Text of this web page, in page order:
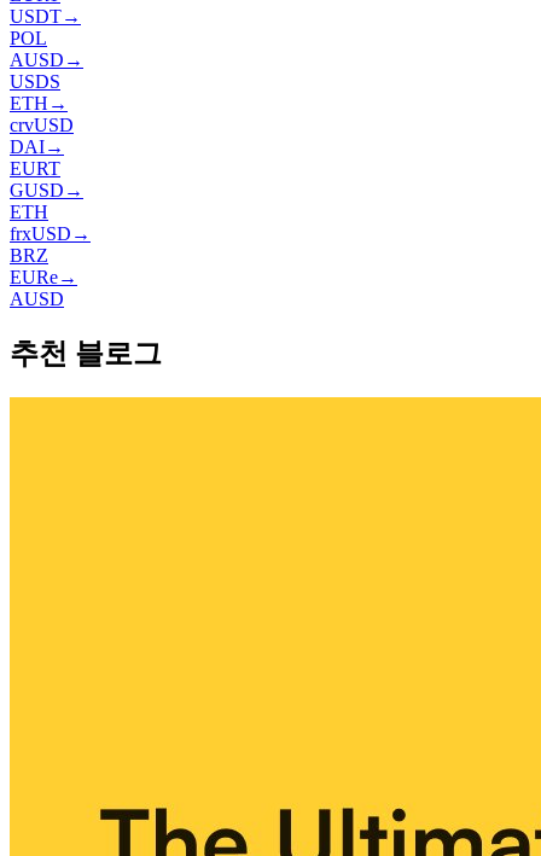
USDT→
POL
AUSD →
USDS
ETH →
crvUSD
DAI→
EURT
GUSD →
ETH
frxUSD →
BRZ
EURe→
AUSD
추천 블로그